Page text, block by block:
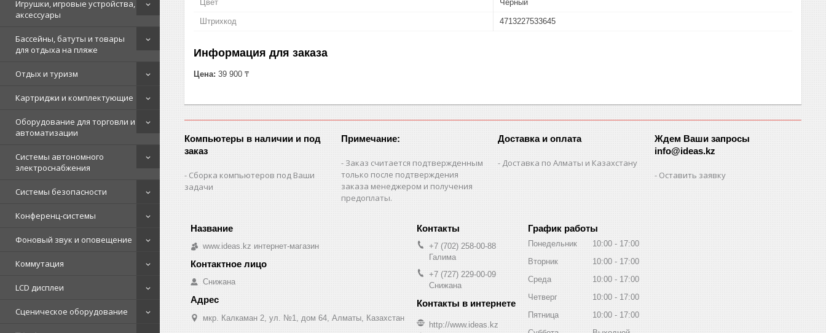
Игрушки, игровые устройства,
аксессуары
Бассейны, батуты и товары
для отдыха на пляже
Отдых и туризм
Картриджи и комплектующие
Оборудование для торговли и
автоматизации
Системы автономного
электроснабжения
Системы безопасности
Конференц-системы
Фоновый звук и оповещение
Коммутация
LCD дисплеи
Сценическое оборудование
Цвет Чёрный
Штрихкод 4713227533645
Информация для заказа
Цена: 39 900 ₸
Компьютеры в наличии и под
заказ
Сборка компьютеров под Ваши
задачи
Примечание:
Заказ считается подтвержденным
только после подтверждения
заказа менеджером и получения
предоплаты.
Доставка и оплата
Доставка по Алматы и Казахстану
Ждем Ваши запросы
info@ideas.kz
Оставить заявку
www.ideas.kz интернет-магазин
Снижана
мкр. Калкаман 2, ул. №1, дом 64, Алматы, Казахстан
+7 (702) 258-00-88
Галима
+7 (727) 229-00-09
Снижана
http://www.ideas.kz
График работы
Понедельник 10:00
17:00
Вторник
10:00
17:00
Среда
10:00
17:00
Четверг
10:00
17:00
Пятница
10:00
17:00